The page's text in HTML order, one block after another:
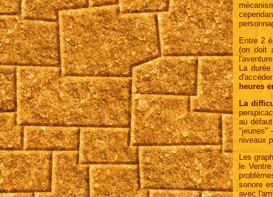
Entre 2
(on doit
l'aventure.
La
heures
La
au
"jeunes"
niveaux
Les
le
sonore
avec